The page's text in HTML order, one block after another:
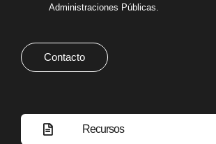
Administraciones Públicas.
Contacto
Recursos